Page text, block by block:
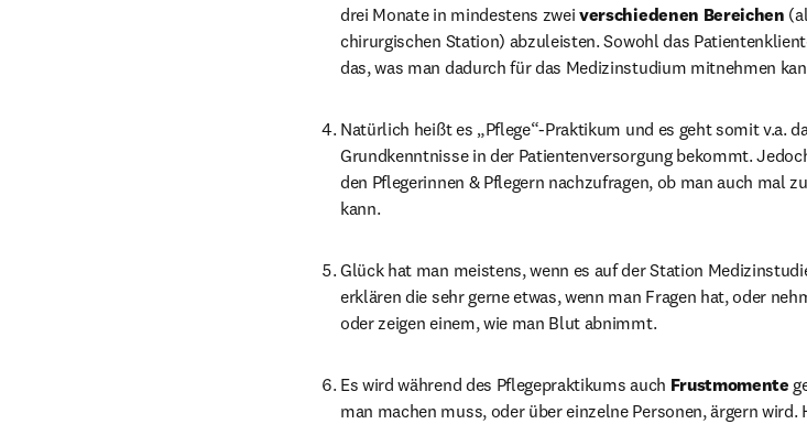
drei Monate in mindestens zwei verschiedenen Bereichen
chirurgischen Station) abzuleisten. Sowohl das
das, was man dadurch für das Medizinstudium mitnehmen
Natürlich heißt es „Pflege“-Praktikum und es geht somit v.a.
Grundkenntnisse in der Patientenversorgung bekommt.
den Pflegerinnen & Pflegern nachzufragen, ob man auch mal
kann.
Glück hat man meistens, wenn es auf der Station
erklären die sehr gerne etwas, wenn man Fragen hat, oder
oder zeigen einem, wie man Blut abnimmt.
Es wird während des Pflegepraktikums auch Frustmomente
man machen muss, oder über einzelne Personen, ärgern